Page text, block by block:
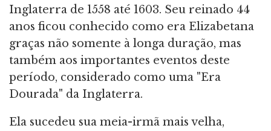
Inglaterra de 1558 até 1603. Seu reinado 44
anos ficou conhecido como era Elizabetana
graças não somente à longa duração, mas
também aos importantes eventos deste
período, considerado como uma "Era
Dourada" da Inglaterra.
Ela sucedeu sua meia-irmã mais velha,